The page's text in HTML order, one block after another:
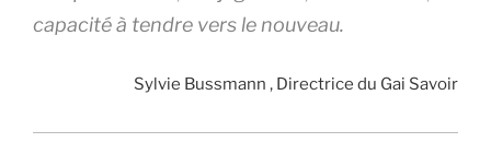
capacité à tendre vers le nouveau.
Sylvie Bussmann , Directrice du Gai Savoir